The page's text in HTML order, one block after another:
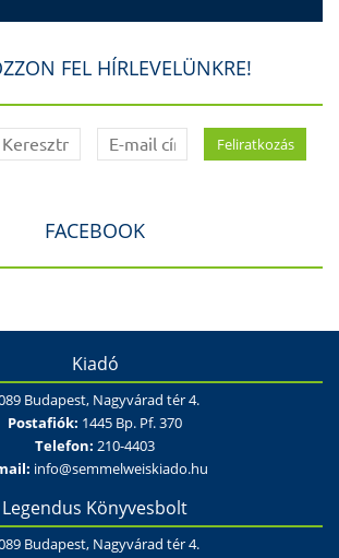
FEL HÍRLEVELÜNKRE!
FACEBOOK
Kiadó
Budapest, Nagyvárad tér 4.
Postafiók: 1445 Bp. Pf. 370
Telefon: 210-4403
info@semmelweiskiado.hu
Legendus Könyvesbolt
Budapest, Nagyvárad tér 4.